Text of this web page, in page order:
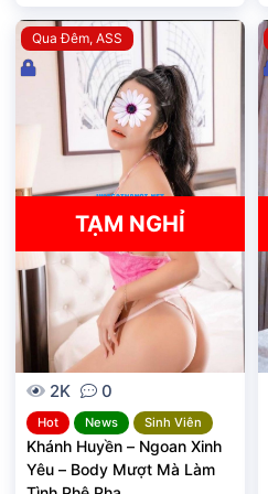
Qua Đêm ASS
Đ
a
TẠM NGHỈ
2K 0
Hot News Sinh Viên
Khánh Huyền – Ngoan Xinh
Yêu – Body Mượt Mà Làm